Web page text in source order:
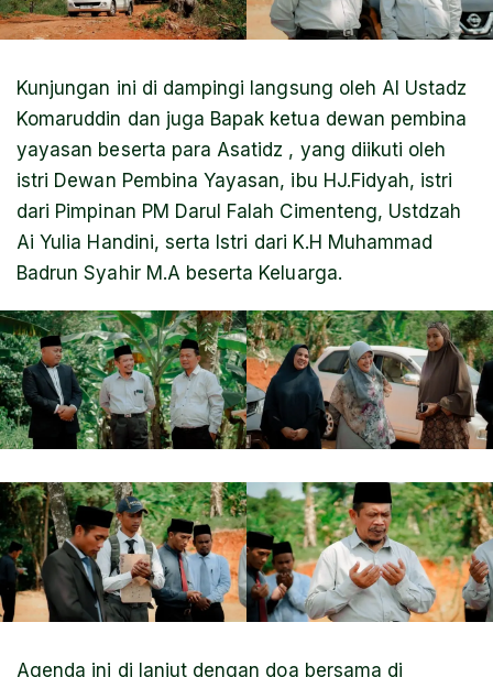
Kunjungan ini di dampingi langsung oleh Al Ustadz
Komaruddin dan juga Bapak ketua dewan pembina
yayasan beserta para Asatidz , yang diikuti oleh
istri Dewan Pembina Yayasan, ibu HJ.Fidyah, istri
dari Pimpinan PM Darul Falah Cimenteng, Ustdzah
Ai Yulia Handini, serta Istri dari K.H Muhammad
Badrun Syahir M.A beserta Keluarga.
Agenda ini di lanjut dengan doa bersama di